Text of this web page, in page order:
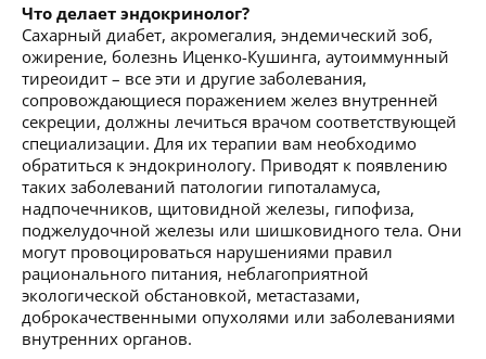
Что делает эндокринолог?
Сахарный диабет, акромегалия, эндемический зоб,
ожирение, болезнь Иценко-Кушинга, аутоиммунный
тиреоидит – все эти и другие заболевания,
сопровождающиеся поражением желез внутренней
секреции, должны лечиться врачом соответствующей
специализации. Для их терапии вам необходимо
обратиться к эндокринологу. Приводят к появлению
таких заболеваний патологии гипоталамуса,
надпочечников, щитовидной железы, гипофиза,
поджелудочной железы или шишковидного тела. Они
могут провоцироваться нарушениями правил
рационального питания, неблагоприятной
экологической обстановкой, метастазами,
доброкачественными опухолями или заболеваниями
внутренних органов.